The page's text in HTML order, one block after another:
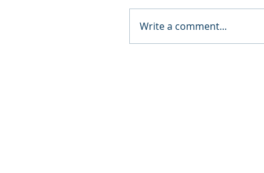
Write a comment...